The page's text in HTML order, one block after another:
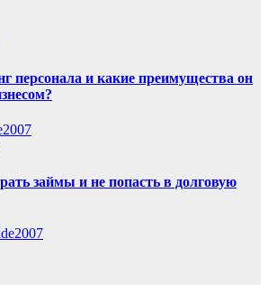
персонала и какие преимущества он
займы и не попасть в долговую